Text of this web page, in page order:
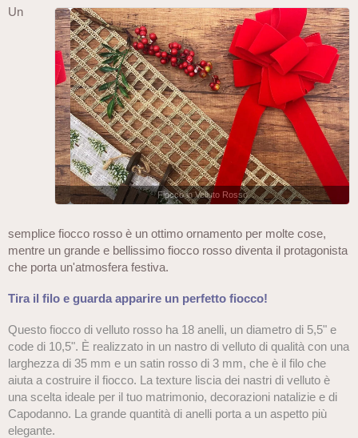
Fiocco in Velluto Rosso
Un
semplice fiocco rosso è un ottimo ornamento per molte cose,
mentre un grande e bellissimo fiocco rosso diventa il protagonista
che porta un'atmosfera festiva.
Tira il filo e guarda apparire un perfetto fiocco!
Questo fiocco di velluto rosso ha 18 anelli, un diametro di 5,5" e
code di 10,5". È realizzato in un nastro di velluto di qualità con una
larghezza di 35 mm e un satin rosso di 3 mm, che è il filo che
aiuta a costruire il fiocco. La texture liscia dei nastri di velluto è
una scelta ideale per il tuo matrimonio, decorazioni natalizie e di
Capodanno. La grande quantità di anelli porta a un aspetto più
elegante.